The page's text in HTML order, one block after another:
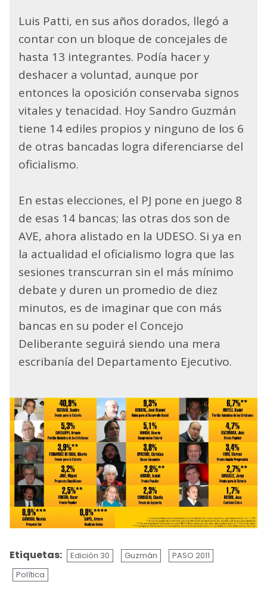
Luis Patti, en sus años dorados, llegó a
contar con un bloque de concejales de
hasta 13 integrantes. Podía hacer y
deshacer a voluntad, aunque por
entonces la oposición conservaba signos
vitales y tenacidad. Hoy Sandro Guzmán
tiene 14 ediles propios y ninguno de los 6
de otras bancadas logra diferenciarse del
oficialismo.
En estas elecciones, el PJ pone en juego 8
de esas 14 bancas; las otras dos son de
AVE, ahora alistado en la UDESO. Si ya en
la actualidad el oficialismo logra que las
sesiones transcurran sin el más mínimo
debate y duren un promedio de diez
minutos, es de imaginar que con más
bancas en su poder el Concejo
Deliberante seguirá siendo una mera
escribanía del Departamento Ejecutivo.
Etiquetas: Edición 30 Guzmán
PASO 2011
Política